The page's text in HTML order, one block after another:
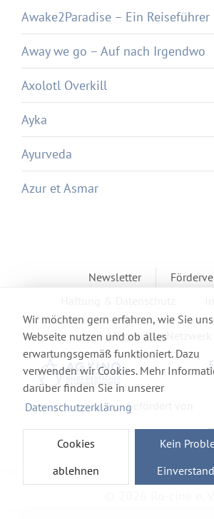
Wir möchten gern erfahren, wie Sie
Webseite nutzen und ob alles
erwartungsgemäß funktioniert. Dazu
verwenden wir Cookies. Mehr
darüber finden Sie in unserer
Datenschutzerklärung
Cookies
ablehnen
Kein
Awake2Paradise – Ein Reiseführer
Away we go – Auf nach Irgendwo
Axolotl Overkill
Ayka
Ayurveda
Azur et Asmar
Newsletter
Mitglied im Netzwerk
Gefördert von